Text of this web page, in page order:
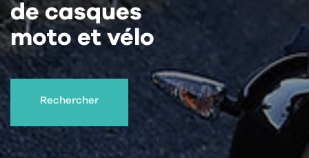
de casques
moto et vélo
Rechercher